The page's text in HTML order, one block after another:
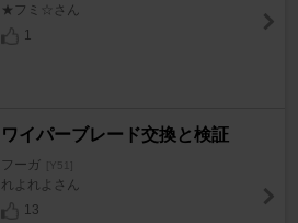
★フミ☆さん
1
ワイパーブレード交換と検証
フーガ [Y51]
れよれよさん
13